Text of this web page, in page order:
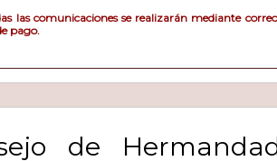
las comunicaciones se realizarán mediante
pago.
de